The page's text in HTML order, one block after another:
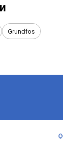
Grundfos
©